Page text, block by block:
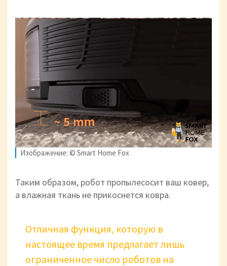
Изображение: © Smart Home Fox
Таким образом, робот пропылесосит ваш ковер,
а влажная ткань не прикоснется ковра.
Отличная функция, которую в
настоящее время предлагает лишь
ограниченное число роботов на